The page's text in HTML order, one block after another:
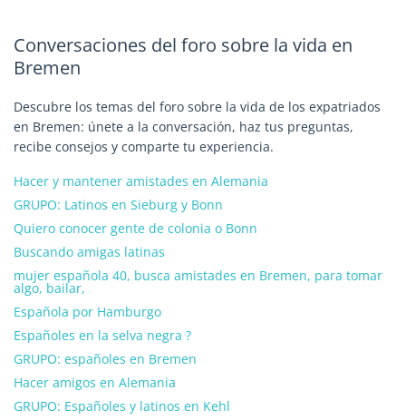
Conversaciones del foro sobre la vida en
Bremen
Descubre los temas del foro sobre la vida de los expatriados
en Bremen: únete a la conversación, haz tus preguntas,
recibe consejos y comparte tu experiencia.
Hacer y mantener amistades en Alemania
GRUPO: Latinos en Sieburg y Bonn
Quiero conocer gente de colonia o Bonn
Buscando amigas latinas
mujer española 40, busca amistades en Bremen, para tomar
algo, bailar,
Española por Hamburgo
Españoles en la selva negra ?
GRUPO: españoles en Bremen
Hacer amigos en Alemania
GRUPO: Españoles y latinos en Kehl